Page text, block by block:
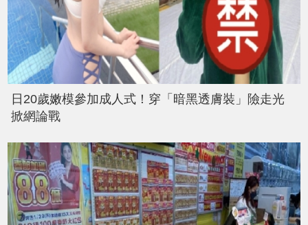
日20歲嫩模參加成人式！穿「暗黑透膚裝」險走光
掀網論戰